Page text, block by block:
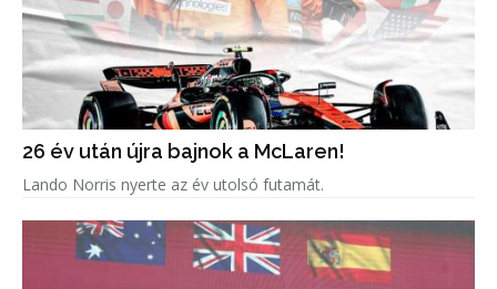
26 év után újra bajnok a McLaren!
Lando Norris nyerte az év utolsó futamát.